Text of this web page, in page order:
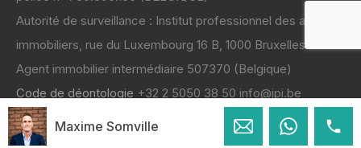
Autorité de surveillance : Institut professionnel des agents
immobiliers, rue du Luxembourg 16 B, 1000 Bruxelles
Code de déontologie +32 2 5050 38 50 info@ipi.be
Maxime Somville